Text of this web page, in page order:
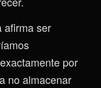
afirma ser
por
no almacenar